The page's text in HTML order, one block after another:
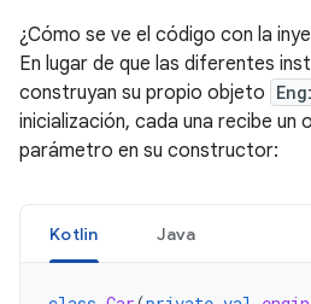
¿Cómo se ve el código con la
En lugar de que las diferentes
construyan su propio objeto
inicialización, cada una recibe un
parámetro en su constructor:
Kotlin Java